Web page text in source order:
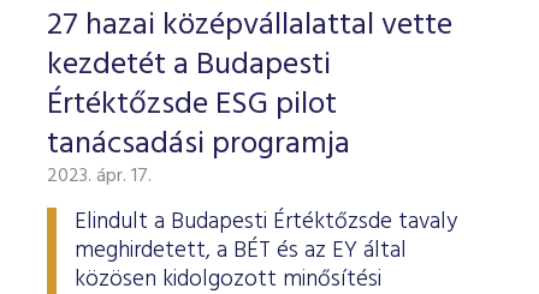
27 hazai középvállalattal vette
kezdetét a Budapesti
Értéktőzsde ESG pilot
tanácsadási programja
2023. ápr. 17.
Elindult a Budapesti Értéktőzsde tavaly
meghirdetett, a BÉT és az EY által
közösen kidolgozott minősítési